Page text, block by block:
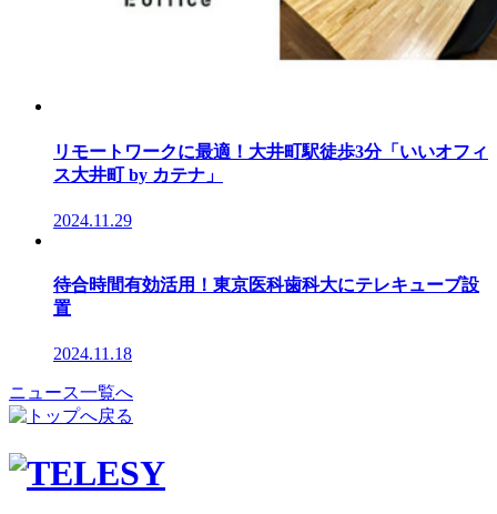
リモートワークに最適！大井町駅徒歩3分「いいオフィ
ス大井町 by カテナ」
2024.11.29
待合時間有効活用！東京医科歯科大にテレキューブ設
置
2024.11.18
ニュース一覧へ